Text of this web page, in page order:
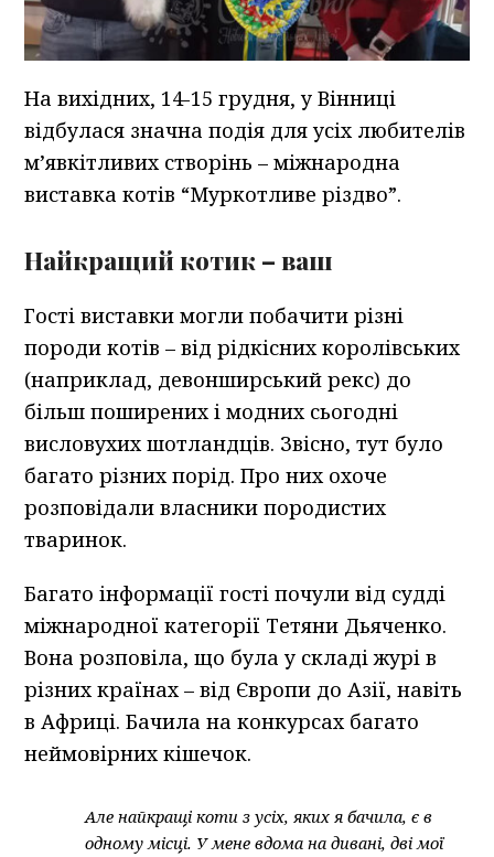
На вихідних, 14-15 грудня, у Вінниці
відбулася значна подія для усіх любителів
м’явкітливих створінь – міжнародна
виставка котів “Муркотливе різдво”.
Найкращий котик – ваш
Гості виставки могли побачити різні
породи котів – від рідкісних королівських
(наприклад, девонширський рекс) до
більш поширених і модних сьогодні
висловухих шотландців. Звісно, тут було
багато різних порід. Про них охоче
розповідали власники породистих
тваринок.
Багато інформації гості почули від судді
міжнародної категорії Тетяни Дьяченко.
Вона розповіла, що була у складі журі в
різних країнах – від Європи до Азії, навіть
в Африці. Бачила на конкурсах багато
неймовірних кішечок.
Але найкращі коти з усіх, яких я бачила, є в
одному місці. У мене вдома на дивані, дві мої